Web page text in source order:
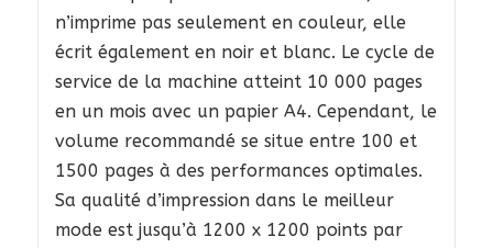
n’imprime pas seulement en couleur, elle
écrit également en noir et blanc. Le cycle de
service de la machine atteint 10 000 pages
en un mois avec un papier A4. Cependant, le
volume recommandé se situe entre 100 et
1500 pages à des performances optimales.
Sa qualité d’impression dans le meilleur
mode est jusqu’à 1200 x 1200 points par